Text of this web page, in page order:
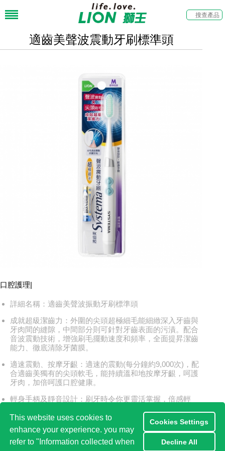
This website uses cookies to
enhance your experience. you may
refer to "Information collected when
Cookies Settings
Decline All
適齒美聲波震動牙刷標準頭
口腔護理|
詳細名稱：適齒美聲波振動牙刷標準頭
成就超級潔齒力：外圍的尖頭超極細毛能細緻深入牙齒與
牙肉間的縫隙，中間部分則可針對牙齒表面的污漬。配合
音波震動技術，增強刷毛擺動速度和頻率，全面提昇潔齒
能力、徹底清除牙菌膜。
適速震動、按摩牙齦：適速的震動(每分鐘約9,000次)，配
合適齒美獨有的尖頭軟毛，能持續溫和地按摩牙齦，呵護
牙肉，加倍呵護口腔健康。
輕身手柄及靜音設計：刷牙時令你更靈活掌握，倍感輕